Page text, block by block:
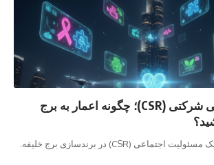
مسئولیت اجتماعی شرکتی (CSR)؛ چگونه اعمار به برج
بررسی نقش استراتژیک مسئولیت اجتماعی (CSR) در برندسازی برج خلیفه.